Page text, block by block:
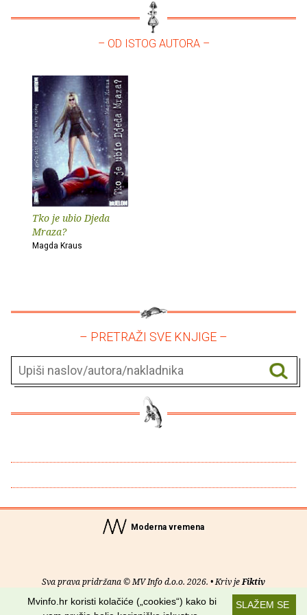
– OD ISTOG AUTORA –
Tko je ubio Djeda
Mraza?
Magda Kraus
– PRETRAŽI SVE KNJIGE –
Moderna vremena
Sva prava pridržana © MV Info d.o.o. 2026. • Kriv jeFiktiv
Uvjeti korištenja RSS kanaliSLAŽEM SE
Mvinfo.hr koristi kolačiće („cookies“) kako bi